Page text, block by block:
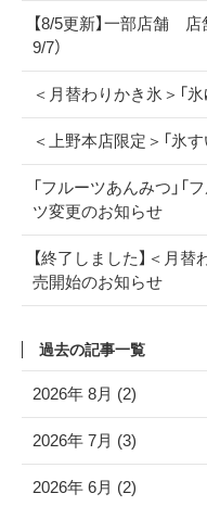
【8/5更新】一部店舗 店
9/7）
＜月替わりかき氷＞「
＜上野本店限定＞「氷
「フルーツあんみつ」
ツ変更のお知らせ
【終了しました】＜月
売開始のお知らせ
過去の記事一覧
2026年 8月 (2)
2026年 7月 (3)
2026年 6月 (2)